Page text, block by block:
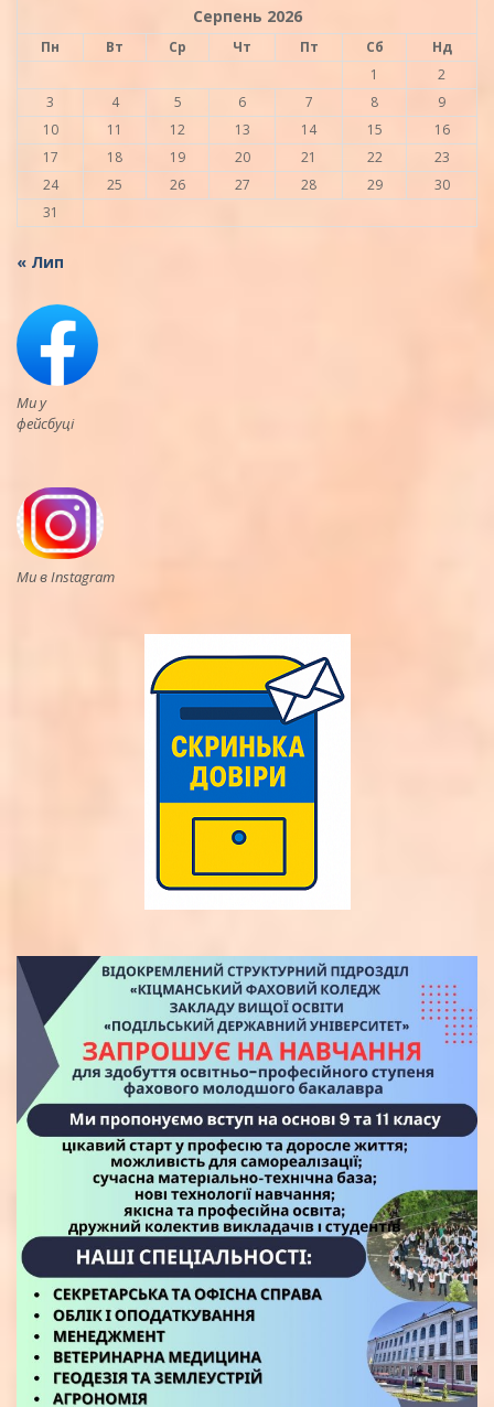
Серпень 2026
Пн Вт Ср Чт Пт Сб
Нд
1
2
3
4 5 6 7 8
9
10
11 12 13 14 15
16
17
18 19 20 21 22
23
24
25 26 27 28 29
30
31
« Лип
Ми у
фейсбуці
Ми в Instagram